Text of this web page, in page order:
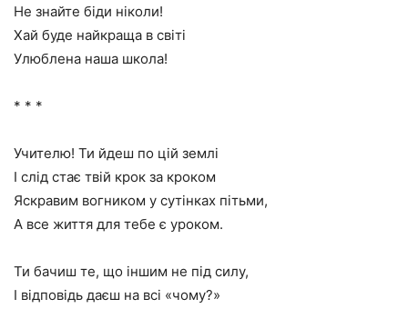
Не знайте біди ніколи!
Хай буде найкраща в світі
Улюблена наша школа!
* * *
Учителю! Ти йдеш по цій землі
І слід стає твій крок за кроком
Яскравим вогником у сутінках пітьми,
А все життя для тебе є уроком.
Ти бачиш те, що іншим не під силу,
І відповідь даєш на всі «чому?»